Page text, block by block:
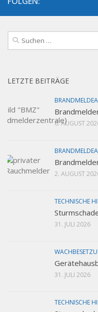
Suchen
nach:
LETZTE BEITRÄGE
6. AUGUST
2. AUGUST
TECHNISCHE
31. JULI 2026
31. JULI 2026
TECHNISCHE